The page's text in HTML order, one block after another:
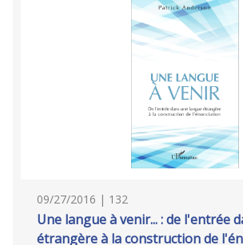
09/27/2016 | 132
Une langue à venir... : de l'entrée
étrangère à la construction de